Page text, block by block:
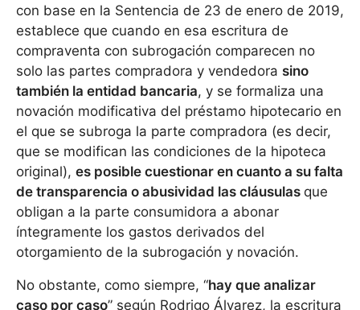
con base en la Sentencia de 23 de enero de 2019,
establece que cuando en esa escritura de
compraventa con subrogación comparecen no
solo las partes compradora y vendedora sino
también la entidad bancaria, y se formaliza una
novación modificativa del préstamo hipotecario en
el que se subroga la parte compradora (es decir,
que se modifican las condiciones de la hipoteca
original), es posible cuestionar en cuanto a su falta
de transparencia o abusividad las cláusulas que
obligan a la parte consumidora a abonar
íntegramente los gastos derivados del
otorgamiento de la subrogación y novación.
No obstante, como siempre, “hay que analizar
caso por caso” según Rodrigo Álvarez, la escritura